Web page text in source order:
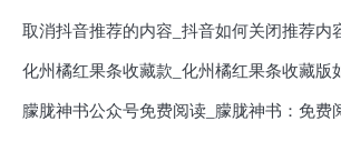
取消抖音推荐的内容_抖音如何关闭推荐内
化州橘红果条收藏款_化州橘红果条收藏版
朦胧神书公众号免费阅读_朦胧神书：免费